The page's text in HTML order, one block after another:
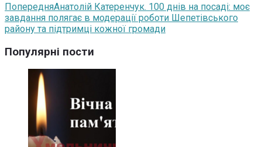
ПопередняАнатолій Катеренчук. 100 днів на посаді: моє
завдання полягає в модерації роботи Шепетівського
району та підтримці кожної громади
Популярні пости